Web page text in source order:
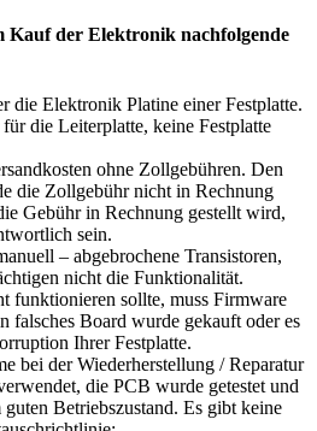
Kauf der Elektronik nachfolgende
die Elektronik Platine einer Festplatte.
die Leiterplatte, keine Festplatte
ohne Zollgebühren. Den
die Zollgebühr nicht in Rechnung
Gebühr in Rechnung gestellt wird,
sein.
– abgebrochene Transistoren,
nicht die Funktionalität.
funktionieren sollte, muss Firmware
falsches Board wurde gekauft oder es
Ihrer Festplatte.
bei der Wiederherstellung / Reparatur
die PCB wurde getestet und
Betriebszustand. Es gibt keine